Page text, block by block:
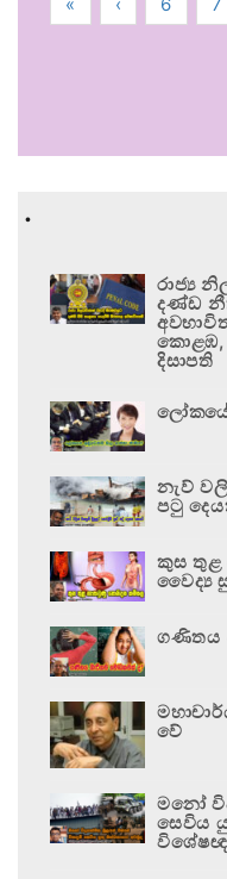
.
රාජ්‍ය
දණ්ඩ
කොළඹ,
දිසාපති
ලෝකයේ
නැව්
පටු
කුස තුළ
වෛද්‍ය
ගණිතය
වේ
මනෝ
සෙවිය